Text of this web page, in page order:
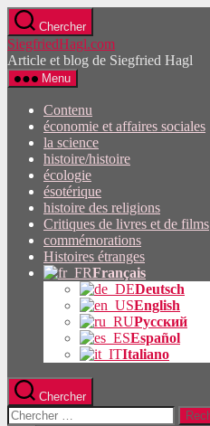
Passez
directement
au
contenu
Chercher
SiegfriedHagl.com
Article et blog de Siegfried Hagl
Menu
Contenu
économie et affaires sociales
la science
histoire/histoire
écologie
ésotérique
histoire des religions
Critiques de livres et de films
commémorations
Histoires étranges
Français
Deutsch
English
Русский
Español
Italiano
Chercher
Rechercher: